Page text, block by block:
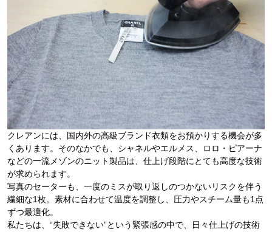
クレアンには、国内外の高級ブランド衣類をお預かりする機会が多
くあります。そのなかでも、シャネルやエルメス、ロロ・ピアーナ
などの一流メゾンのニット製品は、仕上げ段階にとても高度な技術
が求められます。
写真のセーターも、一度のミスが取り返しのつかないリスクを伴う
繊細な1枚。素材に合わせて温度を調整し、圧力やスチーム量も1点
ずつ最適化。
私たちは、“失敗できない”という緊張感の中で、日々仕上げの技術